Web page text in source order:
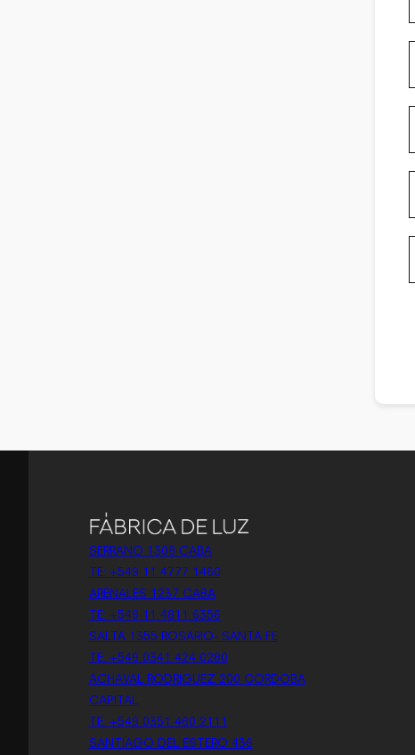
SERRANO 1308 CABA
TE: +549 11 4777 1460
ARENALES 1237 CABA
TE: +549 11 4811 6356
SALTA 1355 ROSARIO- SANTA FE
TE: +549 0341 424 0280
ACHAVAL RODRIGUEZ 200 CORDOBA
CAPITAL
TE: +549 0351 460 2111
SANTIAGO DEL ESTERO 436